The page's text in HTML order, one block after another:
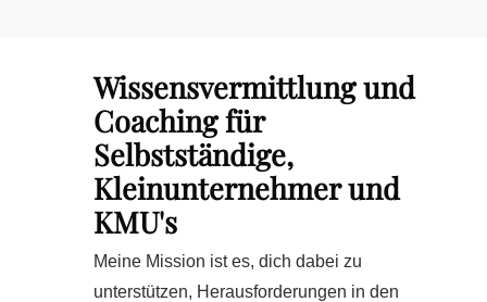
Wissensvermittlung und
Coaching für
Selbstständige,
Kleinunternehmer und
KMU's
Meine Mission ist es, dich dabei zu
unterstützen, Herausforderungen in den